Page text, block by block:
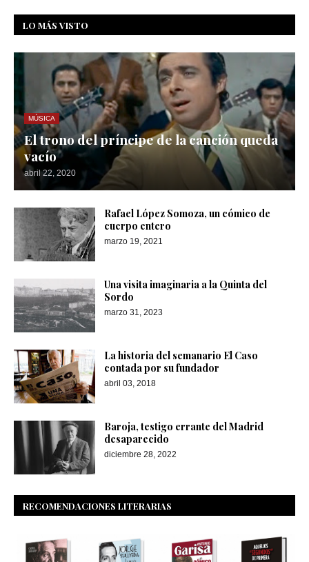
LO MÁS VISTO
MÚSICA
El trono del príncipe de la canción queda
vacío
abril 22, 2020
Rafael López Somoza, un cómico de
cuerpo entero
marzo 19, 2021
Una visita imaginaria a la Quinta del
Sordo
marzo 31, 2023
La historia del semanario El Caso
contada por su fundador
abril 03, 2018
Baroja, testigo errante del Madrid
desaparecido
diciembre 28, 2022
RECOMENDACIONES LITERARIAS